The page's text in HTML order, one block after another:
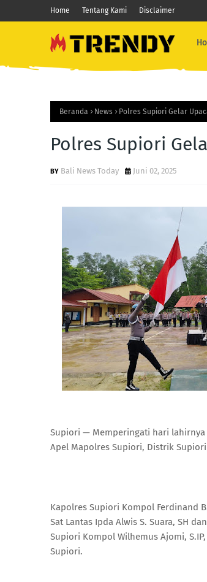
Home Tentang Kami Disclaimer
Beranda News Polres Supiori Gelar
Polres Supiori
Bali News Today Juni 02, 2025
Supiori — Memperingati hari lahirnya
Apel Mapolres Supiori, Distrik
Kapolres Supiori Kompol Ferdinand
Sat Lantas Ipda Alwis S. Suara, SH
Supiori Kompol Wilhemus Ajomi, S.IP,
Supiori.